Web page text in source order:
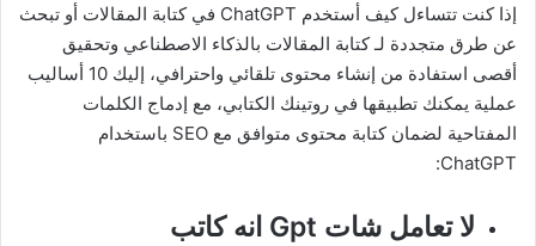
إذا كنت تتساءل كيف أستخدم ChatGPT في كتابة المقالات أو تبحث
عن طرق متجددة لـ كتابة المقالات بالذكاء الاصطناعي وتحقيق
أقصى استفادة من إنشاء محتوى تلقائي واحترافي، إليك 10 أساليب
عملية يمكنك تطبيقها في روتينك الكتابي، مع إدماج الكلمات
المفتاحية لضمان كتابة محتوى متوافق مع SEO باستخدام
ChatGPT:
لا تعامل شات Gpt انه كاتب